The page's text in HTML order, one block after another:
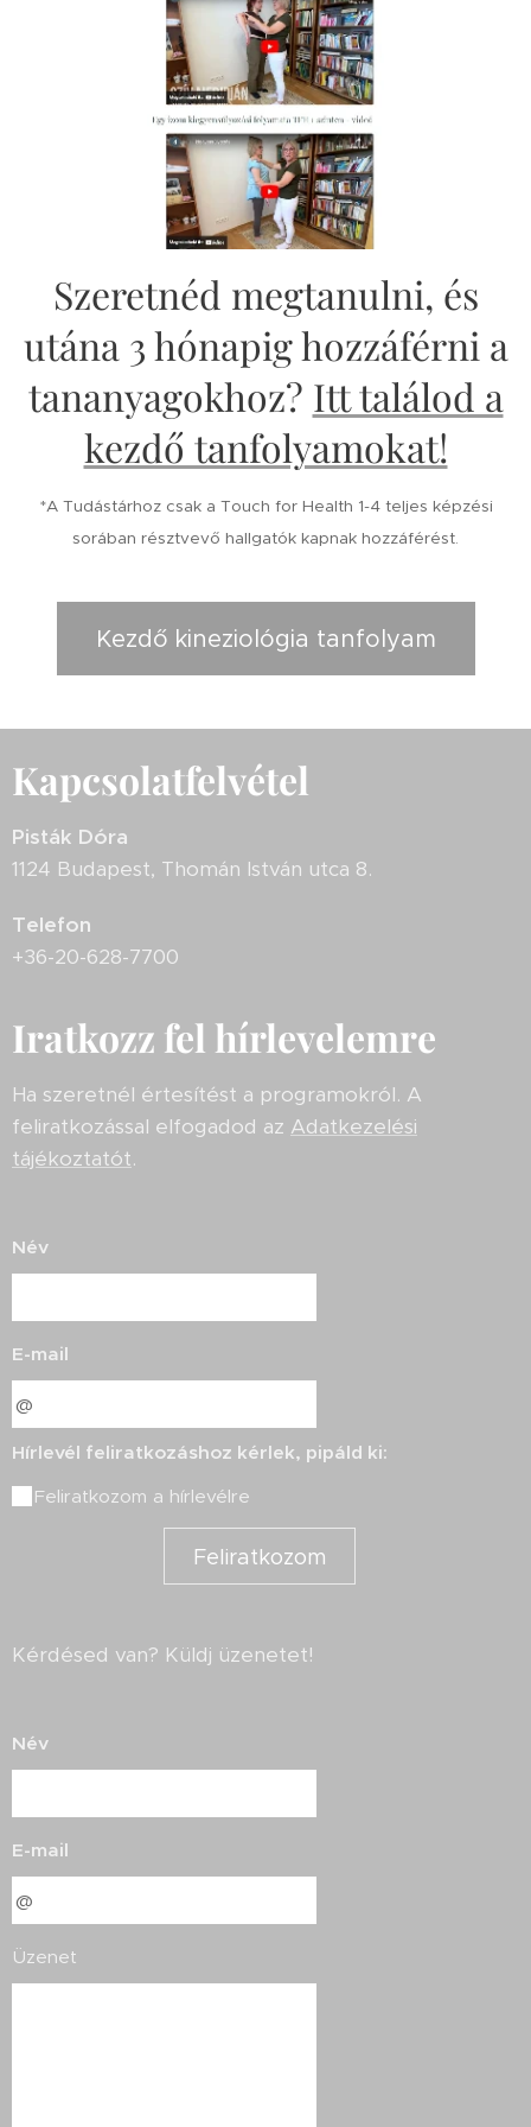
Szeretnéd megtanulni, és
utána 3 hónapig hozzáférni a
tananyagokhoz? Itt találod a
kezdő tanfolyamokat!
*A Tudástárhoz csak a Touch for Health 1-4 teljes képzési
sorában résztvevő hallgatók kapnak hozzáférést.
Kezdő kineziológia tanfolyam
Kapcsolatfelvétel
Pisták Dóra
1124 Budapest, Thomán István utca 8.
Telefon
+36-20-628-7700
Iratkozz fel hírlevelemre
Ha szeretnél értesítést a programokról. A
feliratkozással elfogadod az Adatkezelési
tájékoztatót.
Név
E-mail
Hírlevél feliratkozáshoz kérlek, pipáld ki:
Feliratkozom a hírlevélre
Feliratkozom
Kérdésed van? Küldj üzenetet!
Név
E-mail
Üzenet